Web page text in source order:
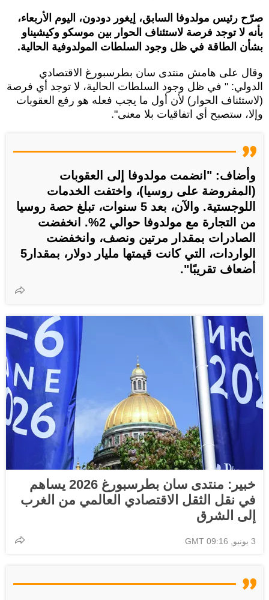
صرّح رئيس مولدوفا السابق، إيغور دودون، اليوم الأربعاء،
بأنه لا توجد فرصة لاستئناف الحوار بين موسكو وكيشيناو
بشأن الطاقة في ظل وجود السلطات المولدوفية الحالية.
وقال على هامش منتدى سان بطرسبورغ الاقتصادي
الدولي: " في ظل وجود السلطات الحالية، لا توجد أي فرصة
(لاستئناف الحوار) لأن أول ما يجب فعله هو رفع العقوبات
وإلا، ستصبح أي اتفاقيات بلا معنى".
وأضاف: "انضمت مولدوفا إلى العقوبات
(المفروضة على روسيا)، واختفت الخدمات
اللوجستية. والآن، بعد 5 سنوات، تبلغ حصة روسيا
من التجارة مع مولدوفا حوالي 2%. انخفضت
الصادرات بمقدار مرتين ونصف، وانخفضت
الواردات، التي كانت قيمتها مليار دولار، بمقدار5
أضعاف تقريبًا".
خبير: منتدى سان بطرسبورغ 2026 يساهم
في نقل الثقل الاقتصادي العالمي من الغرب
إلى الشرق
3 يونيو, 09:16 GMT